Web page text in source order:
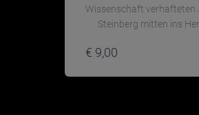
Wissenschaft verhafteten
Steinberg mitten ins
€ 9,00